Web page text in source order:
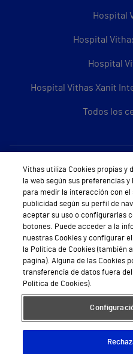
Hospital
Hospital
Hospital
Hospital Vithas Xanit
Todos los
Trabajar
Teléfono
Teléfono
Política de
Conoce
Vithas utiliza Cookies propias y
la web según sus preferencias
para medir la interacción con
publicidad según su perfil de
aceptar su uso o configurarlas
botones. Puede acceder a la
nuestras Cookies y configurar
la Política de Cookies (también
página). Alguna de las Cookies
transferencia de datos fuera
Política de Cookies).